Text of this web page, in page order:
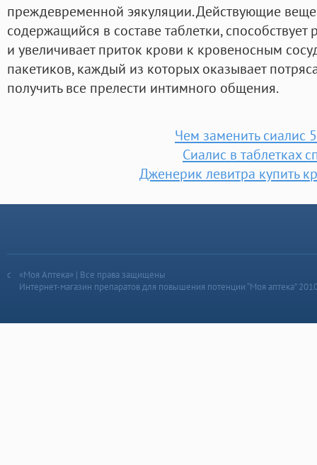
преждевременной эякуляции. Действующие
содержащийся в составе таблетки,
и увеличивает приток крови к кровеносным
пакетиков, каждый из которых оказывает
получить все прелести интимного общения.
Чем заменить сиалис
Сиалис в таблетках
Дженерик левитра купить
«Моя Аптека» | Все права защищены
Интернет-магазин препаратов для повышения потенции “Моя аптека”